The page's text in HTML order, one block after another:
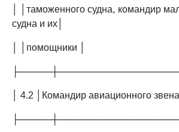
│ │таможенного судна, командир
судна и их│
│ │помощники │
│ 4.2 │Командир авиационного звена